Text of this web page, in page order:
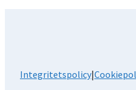
Integritetspolicy|